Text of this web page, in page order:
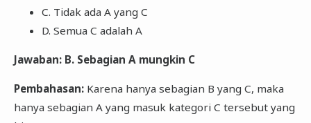
C. Tidak ada A yang C
D. Semua C adalah A
Jawaban: B. Sebagian A mungkin C
Pembahasan:Karena hanya sebagian B yang C, maka
hanya sebagian A yang masuk kategori C tersebut yang